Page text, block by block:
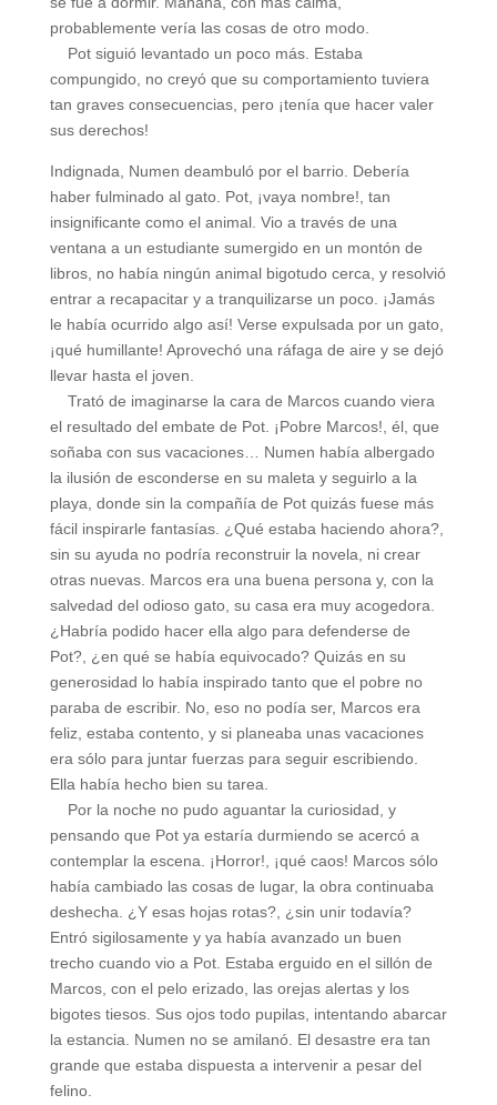
probablemente vería las cosas de otro modo.
Pot siguió levantado un poco más. Estaba
compungido, no creyó que su comportamiento tuviera
tan graves consecuencias, pero ¡tenía que hacer valer
sus derechos!
Indignada, Numen deambuló por el barrio. Debería
haber fulminado al gato. Pot, ¡vaya nombre!, tan
insignificante como el animal. Vio a través de una
ventana a un estudiante sumergido en un montón de
libros, no había ningún animal bigotudo cerca, y resolvió
entrar a recapacitar y a tranquilizarse un poco. ¡Jamás
le había ocurrido algo así! Verse expulsada por un gato,
¡qué humillante! Aprovechó una ráfaga de aire y se dejó
llevar hasta el joven.
Trató de imaginarse la cara de Marcos cuando viera
el resultado del embate de Pot. ¡Pobre Marcos!, él, que
soñaba con sus vacaciones… Numen había albergado
la ilusión de esconderse en su maleta y seguirlo a la
playa, donde sin la compañía de Pot quizás fuese más
fácil inspirarle fantasías. ¿Qué estaba haciendo ahora?,
sin su ayuda no podría reconstruir la novela, ni crear
otras nuevas. Marcos era una buena persona y, con la
salvedad del odioso gato, su casa era muy acogedora.
¿Habría podido hacer ella algo para defenderse de
Pot?, ¿en qué se había equivocado? Quizás en su
generosidad lo había inspirado tanto que el pobre no
paraba de escribir. No, eso no podía ser, Marcos era
feliz, estaba contento, y si planeaba unas vacaciones
era sólo para juntar fuerzas para seguir escribiendo.
Ella había hecho bien su tarea.
Por la noche no pudo aguantar la curiosidad, y
pensando que Pot ya estaría durmiendo se acercó a
contemplar la escena. ¡Horror!, ¡qué caos! Marcos sólo
había cambiado las cosas de lugar, la obra continuaba
deshecha. ¿Y esas hojas rotas?, ¿sin unir todavía?
Entró sigilosamente y ya había avanzado un buen
trecho cuando vio a Pot. Estaba erguido en el sillón de
Marcos, con el pelo erizado, las orejas alertas y los
bigotes tiesos. Sus ojos todo pupilas, intentando abarcar
la estancia. Numen no se amilanó. El desastre era tan
grande que estaba dispuesta a intervenir a pesar del
felino.